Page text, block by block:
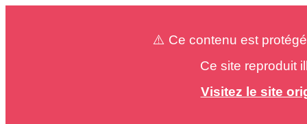
⚠️ Ce contenu est
Ce site reproduit
Visitez le site